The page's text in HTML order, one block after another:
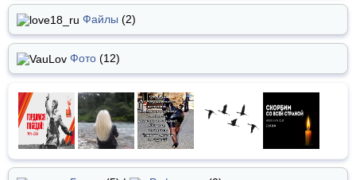
Файлы (2)
Фото (12)